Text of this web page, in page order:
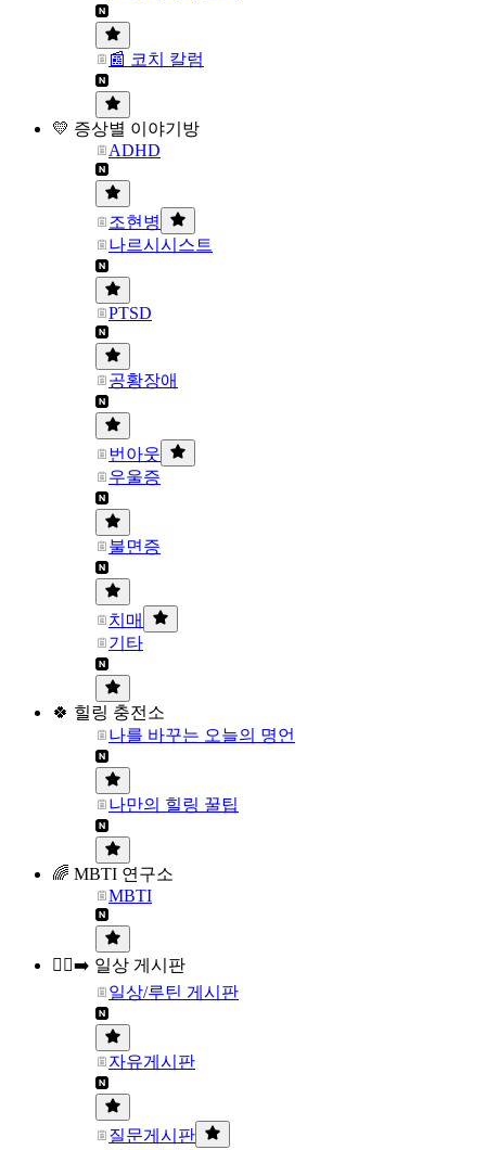
📰 코치 칼럼
💛 증상별 이야기방
ADHD
조현병
나르시시스트
PTSD
공황장애
번아웃
우울증
불면증
치매
기타
🍀 힐링 충전소
나를 바꾸는 오늘의 명언
나만의 힐링 꿀팁
🌈 MBTI 연구소
MBTI
🏃‍♀️‍➡️ 일상 게시판
일상/루틴 게시판
자유게시판
질문게시판